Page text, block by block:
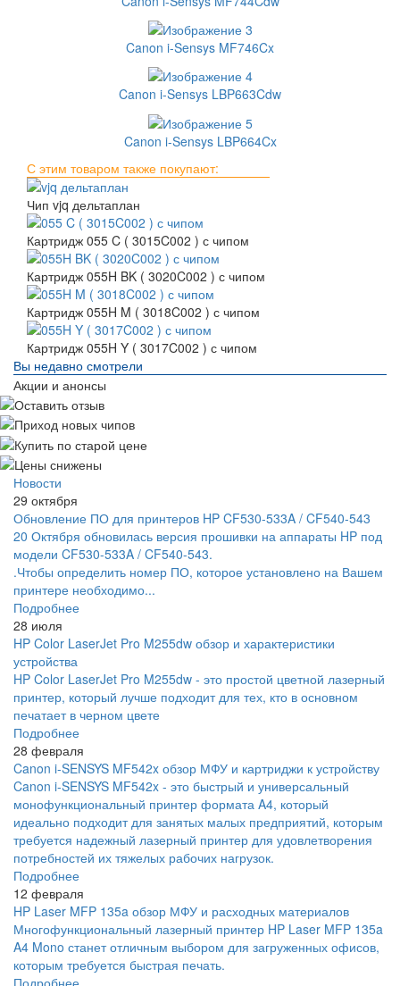
Canon i-Sensys MF746Cx
Canon i-Sensys LBP663Cdw
Canon i-Sensys LBP664Cx
С этим товаром также покупают:
Чип vjq дельтаплан
Картридж 055 C ( 3015C002 ) с чипом
Картридж 055H BK ( 3020C002 ) с чипом
Картридж 055H M ( 3018C002 ) с чипом
Картридж 055H Y ( 3017C002 ) с чипом
Вы недавно смотрели
Акции и анонсы
Новости
29 октября
Обновление ПО для принтеров HP CF530-533A / CF540-543
20 Октября обновилась версия прошивки на аппараты HP под
модели CF530-533A / CF540-543.
.Чтобы определить номер ПО, которое установлено на Вашем
принтере необходимо...
Подробнее
28 июля
HP Color LaserJet Pro M255dw обзор и характеристики
устройства
HP Color LaserJet Pro M255dw - это простой цветной лазерный
принтер, который лучше подходит для тех, кто в основном
печатает в черном цвете
Подробнее
28 февраля
Canon i-SENSYS MF542x обзор МФУ и картриджи к устройству
Canon i-SENSYS MF542x - это быстрый и универсальный
монофункциональный принтер формата A4, который
идеально подходит для занятых малых предприятий, которым
требуется надежный лазерный принтер для удовлетворения
потребностей их тяжелых рабочих нагрузок.
Подробнее
12 февраля
HP Laser MFP 135a обзор МФУ и расходных материалов
Многофункциональный лазерный принтер HP Laser MFP 135a
A4 Mono станет отличным выбором для загруженных офисов,
которым требуется быстрая печать.